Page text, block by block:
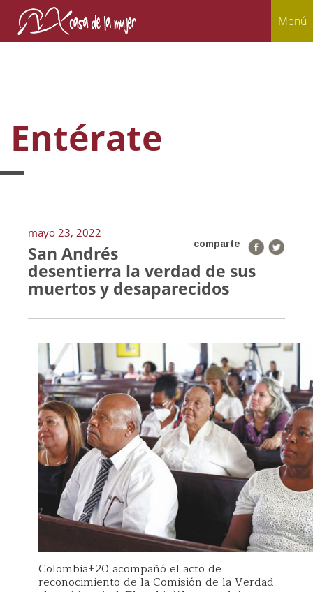
Menú
Entérate
mayo 23, 2022
comparte
San Andrés
desentierra la verdad de sus
muertos y desaparecidos
Colombia+20 acompañó el acto de
reconocimiento de la Comisión de la Verdad